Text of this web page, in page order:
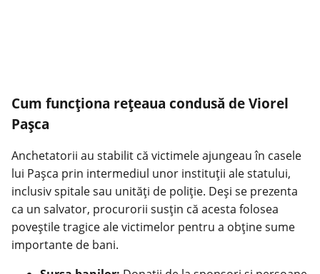
Cum funcționa rețeaua condusă de Viorel
Pașca
Anchetatorii au stabilit că victimele ajungeau în casele
lui Pașca prin intermediul unor instituții ale statului,
inclusiv spitale sau unități de poliție. Deși se prezenta
ca un salvator, procurorii susțin că acesta folosea
poveștile tragice ale victimelor pentru a obține sume
importante de bani.